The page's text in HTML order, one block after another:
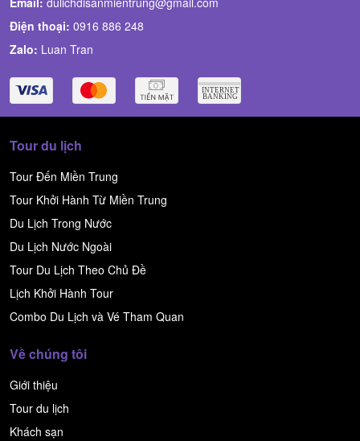
Điện thoại: 0916 886 248
Zalo: Luan Tran
Tour du lịch
Tour Đến Miền Trung
Tour Khởi Hành Từ Miền Trung
Du Lịch Trong Nước
Du Lịch Nước Ngoài
Tour Du Lịch Theo Chủ Đề
Lịch Khởi Hành Tour
Combo Du Lịch và Vé Tham Quan
Về chúng tôi
Giới thiệu
Tour du lịch
Khách sạn